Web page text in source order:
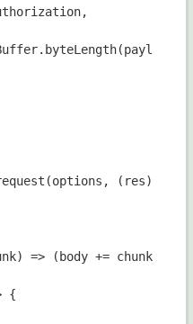
(res) => {
=> (body += chunk));
{